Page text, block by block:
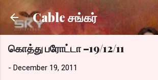
Skip to main content
Cable சங்கர்
கொத்து பரோட்டா –19/12/11
- December 19, 2011